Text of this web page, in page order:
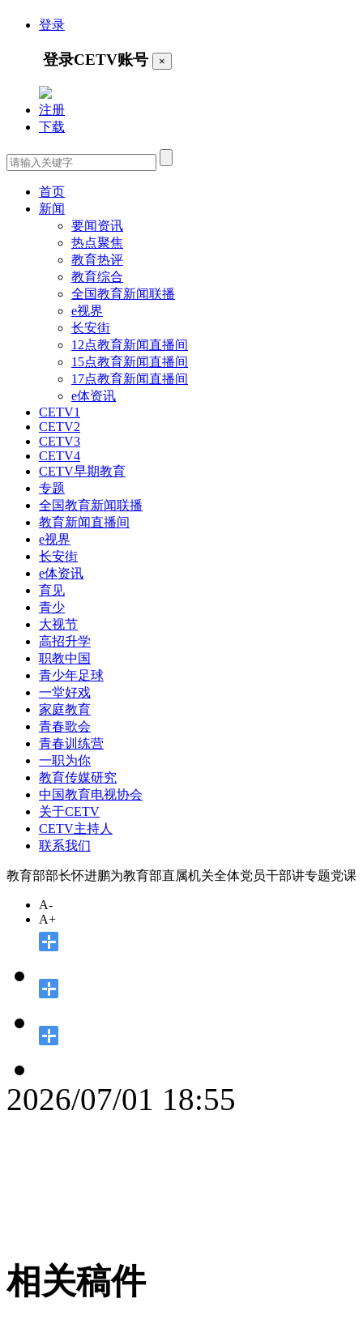
登录
登录CETV账号 ×
注册
下载
首页
新闻
要闻资讯
热点聚焦
教育热评
教育综合
全国教育新闻联播
e视界
长安街
12点教育新闻直播间
15点教育新闻直播间
17点教育新闻直播间
e体资讯
CETV1
CETV2
CETV3
CETV4
CETV早期教育
专题
全国教育新闻联播
教育新闻直播间
e视界
长安街
e体资讯
育见
青少
大视节
高招升学
职教中国
青少年足球
一堂好戏
家庭教育
青春歌会
青春训练营
一职为你
教育传媒研究
中国教育电视协会
关于CETV
CETV主持人
联系我们
教育部部长怀进鹏为教育部直属机关全体党员干部讲专题党课
A-
A+
2026/07/01 18:55
相关稿件